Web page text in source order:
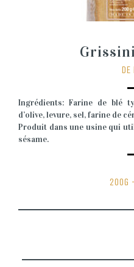
DE
Ingrédients: Farine de blé
d’olive, levure, sel, farine de
Produit dans une usine qui
sésame.
200G